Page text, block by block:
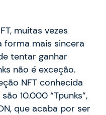
muitas vezes
forma mais sincera
tentar ganhar
não é exceção.
NFT conhecida
10.000 “Tpunks”,
que acaba por ser